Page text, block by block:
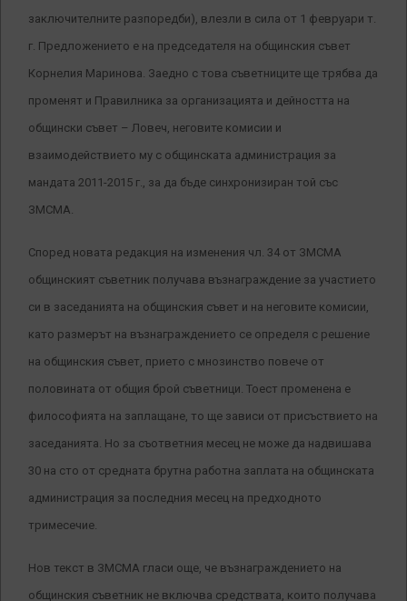
заключителните разпоредби), влезли в сила от 1 февруари т.
г. Предложението е на председателя на общинския съвет
Корнелия Маринова. Заедно с това съветниците ще трябва да
променят и Правилника за организацията и дейността на
общински съвет – Ловеч, неговите комисии и
взаимодействието му с общинската администрация за
мандата 2011-2015 г., за да бъде синхронизиран той със
ЗМСМА.
Според новата редакция на изменения чл. 34 от ЗМСМА
общинският съветник получава възнаграждение за участието
си в заседанията на общинския съвет и на неговите комисии,
като размерът на възнаграждението се определя с решение
на общинския съвет, прието с мнозинство повече от
половината от общия брой съветници. Тоест променена е
философията на заплащане, то ще зависи от присъствието на
заседанията. Но за съответния месец не може да надвишава
30 на сто от средната брутна работна заплата на общинската
администрация за последния месец на предходното
тримесечие.
Нов текст в ЗМСМА гласи още, че възнаграждението на
общинския съветник не включва средствата, които получава